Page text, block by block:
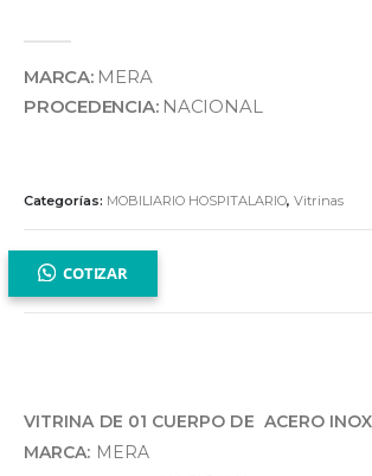
MARCA: MERA
PROCEDENCIA:NACIONAL
Categorías: MOBILIARIO HOSPITALARIO, Vitrinas
COTIZAR
VITRINA DE 01 CUERPO DE ACERO
MARCA: MERA